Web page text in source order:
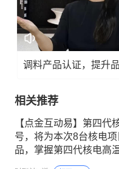
调料产品认证，提升
相关推荐
【点金互动易】第四代
号，将为本次8台核电
品，掌握第四代核电高温
设备，这家公司深度参